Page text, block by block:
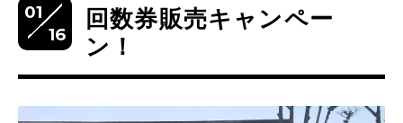
01
16
回数券販売キャンペー
ン！